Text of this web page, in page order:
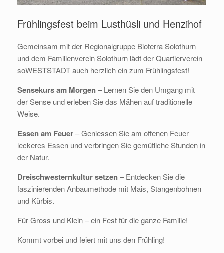
Frühlingsfest beim Lusthüsli und Henzihof
Gemeinsam mit der Regionalgruppe Bioterra Solothurn
und dem Familienverein Solothurn lädt der Quartierverein
soWESTSTADT auch herzlich ein zum Frühlingsfest!
Sensekurs am Morgen– Lernen Sie den Umgang mit
der Sense und erleben Sie das Mähen auf traditionelle
Weise.
Essen am Feuer– Geniessen Sie am offenen Feuer
leckeres Essen und verbringen Sie gemütliche Stunden in
der Natur.
Dreischwesternkultur setzen– Entdecken Sie die
faszinierenden Anbaumethode mit Mais, Stangenbohnen
und Kürbis.
Für Gross und Klein – ein Fest für die ganze Familie!
Kommt vorbei und feiert mit uns den Frühling!